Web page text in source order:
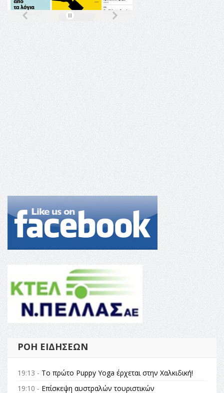
ΡΟΉ ΕΙΔΉΣΕΩΝ
19:13 - Το πρώτο Puppy Yoga έρχεται στην Χαλκιδική!
19:10 - Επίσκεψη αυστραλών τουριστικών